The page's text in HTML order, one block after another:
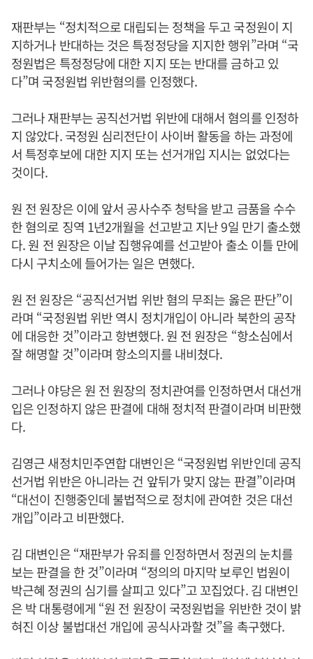
재판부는 “정치적으로 대립되는 정책을 두고 국정원이 지
지하거나 반대하는 것은 특정정당을 지지한 행위”라며 “국
정원법은 특정정당에 대한 지지 또는 반대를 금하고 있
다”며 국정원법 위반혐의를 인정했다.
그러나 재판부는 공직선거법 위반에 대해서 혐의를 인정하
지 않았다. 국정원 심리전단이 사이버 활동을 하는 과정에
서 특정후보에 대한 지지 또는 선거개입 지시는 없었다는
것이다.
원 전 원장은 이에 앞서 공사수주 청탁을 받고 금품을 수수
한 혐의로 징역 1년2개월을 선고받고 지난 9일 만기 출소했
다. 원 전 원장은 이날 집행유예를 선고받아 출소 이틀 만에
다시 구치소에 들어가는 일은 면했다.
원 전 원장은 “공직선거법 위반 혐의 무죄는 옳은 판단”이
라며 “국정원법 위반 역시 정치개입이 아니라 북한의 공작
에 대응한 것”이라고 항변했다. 원 전 원장은 “항소심에서
잘 해명할 것”이라며 항소의지를 내비쳤다.
그러나 야당은 원 전 원장의 정치관여를 인정하면서 대선개
입은 인정하지 않은 판결에 대해 정치적 판결이라며 비판했
다.
김영근 새정치민주연합 대변인은 “국정원법 위반인데 공직
선거법 위반은 아니라는 건 앞뒤가 맞지 않는 판결”이라며
“대선이 진행중인데 불법적으로 정치에 관여한 것은 대선
개입”이라고 비판했다.
김 대변인은 “재판부가 유죄를 인정하면서 정권의 눈치를
보는 판결을 한 것”이라며 “정의의 마지막 보루인 법원이
박근혜 정권의 심기를 살피고 있다”고 꼬집었다. 김 대변인
은 박 대통령에게 “원 전 원장이 국정원법을 위반한 것이 밝
혀진 이상 불법대선 개입에 공식사과할 것”을 촉구했다.